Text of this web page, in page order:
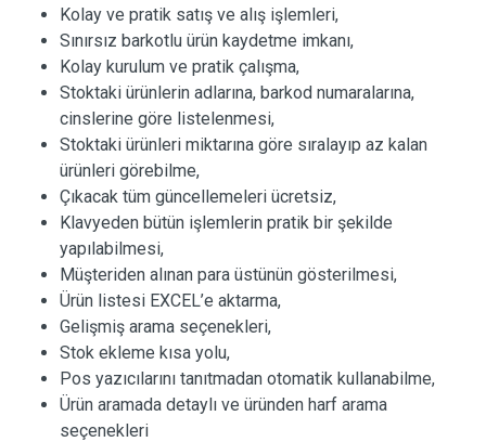
Kolay ve pratik satış ve alış işlemleri,
Sınırsız barkotlu ürün kaydetme imkanı,
Kolay kurulum ve pratik çalışma,
Stoktaki ürünlerin adlarına, barkod numaralarına,
cinslerine göre listelenmesi,
Stoktaki ürünleri miktarına göre sıralayıp az kalan
ürünleri görebilme,
Çıkacak tüm güncellemeleri ücretsiz,
Klavyeden bütün işlemlerin pratik bir şekilde
yapılabilmesi,
Müşteriden alınan para üstünün gösterilmesi,
Ürün listesi EXCEL’e aktarma,
Gelişmiş arama seçenekleri,
Stok ekleme kısa yolu,
Pos yazıcılarını tanıtmadan otomatik kullanabilme,
Ürün aramada detaylı ve üründen harf arama
seçenekleri